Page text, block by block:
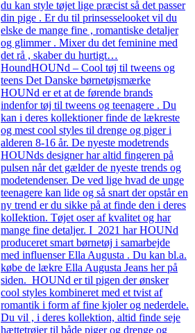
du kan style tøjet lige præcist så det passer
din pige . Er du til prinsesselooket vil du
elske de mange fine , romantiske detaljer
og glimmer . Mixer du det feminine med
det rå , skaber du hurtigt…
HoundHOUNd – Cool tøj til tweens og
teens Det Danske børnetøjsmærke
HOUNd er et at de førende brands
indenfor tøj til tweens og teenagere . Du
kan i deres kollektioner finde de lækreste
og mest cool styles til drenge og piger i
alderen 8-16 år. De nyeste modetrends
HOUNds designer har altid fingeren på
pulsen når det gælder de nyeste trends og
modetendenser. De ved lige hvad de unge
teenagere kan lide og så snart der opstår en
ny trend er du sikke på at finde den i deres
kolIektion. Tøjet oser af kvalitet og har
mange fine detaljer. I 2021 har HOUNd
produceret smart børnetøj i samarbejde
med influenser Ella Augusta . Du kan bl.a.
købe de lækre Ella Augusta Jeans her på
siden. HOUNd er til pigen der ønsker
cool styles kombineret med et tvist af
romantik i form af fine kjoler og nederdele.
Du vil , i deres kollektion, altid finde seje
hættetrøjer til både piger og drenge og